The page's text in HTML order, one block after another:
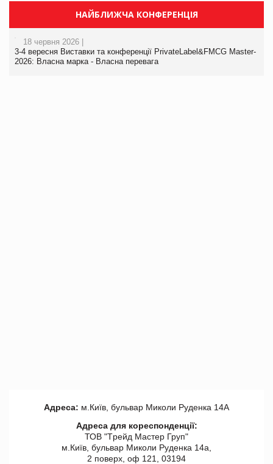
НАЙБЛИЖЧА КОНФЕРЕНЦІЯ
18 червня 2026 |
3-4 вересня Виставки та конференції PrivateLabel&FMCG Master-
2026: Власна марка - Власна перевага
Адреса: м.Київ, бульвар Миколи Руденка 14А
Адреса для кореспонденції:
ТОВ "Tрейд Мастер Груп"
м.Київ, бульвар Миколи Руденка 14а,
2 поверх, оф 121, 03194